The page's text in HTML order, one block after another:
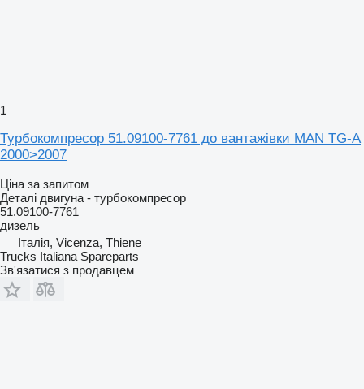
1
Турбокомпресор 51.09100-7761 до вантажівки MAN TG-A
2000>2007
Ціна за запитом
Деталі двигуна - турбокомпресор
51.09100-7761
дизель
Італія, Vicenza, Thiene
Trucks Italiana Spareparts
Зв'язатися з продавцем